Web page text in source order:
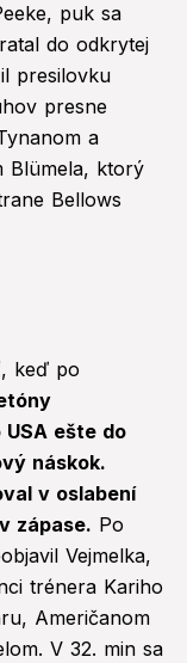
puk sa
do odkrytej
presilovku
presne
a
Blümela, ktorý
Bellows
keď po
ešte do
náskok.
v oslabení
zápase. Po
Vejmelka,
trénera Kariho
Američanom
V 32. min sa